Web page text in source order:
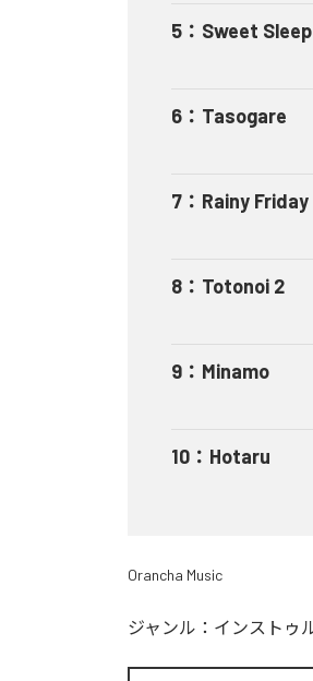
5 ： Sweet Sleep
6 ： Tasogare
7 ： Rainy Friday
8 ： Totonoi 2
9 ： Minamo
10 ： Hotaru
Orancha Music
ジャンル： インストゥ